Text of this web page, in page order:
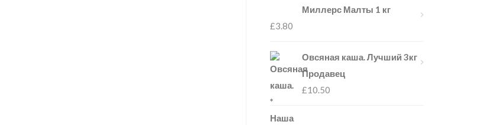
Миллерс Малты 1 кг
£3.80
Овсяная каша. Лучший 3кг
Продавец
£10.50